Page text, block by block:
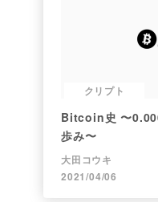
クリプト
Bitcoin史 〜
歩み〜
大田コウキ
2021/04/06